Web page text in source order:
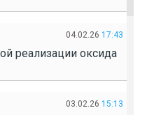
04.02.26 17:43
реализации оксида
03.02.26 15:13